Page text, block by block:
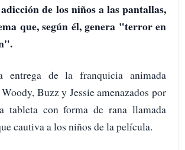
de los niños a las pantallas,
que, según él, genera "terror en
entrega de la franquicia animada
Buzz y Jessie amenazados por
tableta con forma de rana llamada
cautiva a los niños de la película.